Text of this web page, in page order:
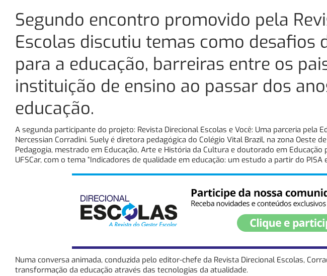
Segundo encontro promovido pela
Escolas discutiu temas como desafios
para a educação, barreiras entre os
instituição de ensino ao passar dos
educação.
A segunda participante do projeto: Revista Direcional Escolas e Você: Uma parceria pela
Nercessian Corradini. Suely é diretora pedagógica do Colégio Vital Brazil, na zona Oeste
Pedagogia, mestrado em Educação, Arte e História da Cultura e doutorado em Educação
UFSCar, com o tema “Indicadores de qualidade em educação: um estudo a partir do PISA
Numa conversa animada, conduzida pelo editor-chefe da Revista Direcional Escolas,
transformação da educação através das tecnologias da atualidade.